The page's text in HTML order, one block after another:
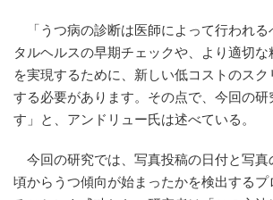
「うつ病の診断は医師によって行われる
タルヘルスの早期チェックや、より適切な
を実現するために、新しい低コストのス
する必要があります。その点で、今回の研
す」と、アンドリュー氏は述べている。
今回の研究では、写真投稿の日付と写真
頃からうつ傾向が始まったかを検出するプ